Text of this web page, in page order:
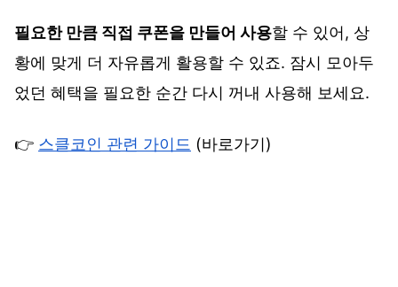
필요한 만큼 직접 쿠폰을 만들어 사용할 수 있어, 상
황에 맞게 더 자유롭게 활용할 수 있죠. 잠시 모아두
었던 혜택을 필요한 순간 다시 꺼내 사용해 보세요.
👉 스클코인 관련 가이드 (바로가기)